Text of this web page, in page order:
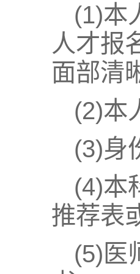
(1)本
人才报
面部清
(2)本
(3)身
(4)本
推荐表
(5)医